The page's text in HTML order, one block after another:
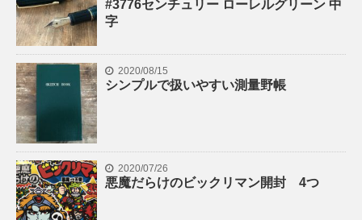
#3776センチュリー ローレルグリーン 中
字
2020/08/15
シンプルで扱いやすい測量野帳
2020/07/26
悪魔だらけのビックリマン開封 4つ